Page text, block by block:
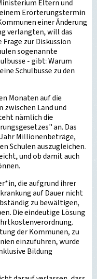
Eltern und
Erörterungstermin
einer Änderung
verlangten, will das
zur Diskussion
sogenannte
- gibt: Warum
Schulbusse zu den
Monaten auf die
zwischen Land und
nämlich die
an. Das
Millionenbeträge,
Schulen auszugleichen.
und ob damit auch
die aufgrund ihrer
auf Dauer nicht
zu bewältigen,
Die eindeutige Lösung
der Kommunen, zu
einzuführen, würde
Bildung